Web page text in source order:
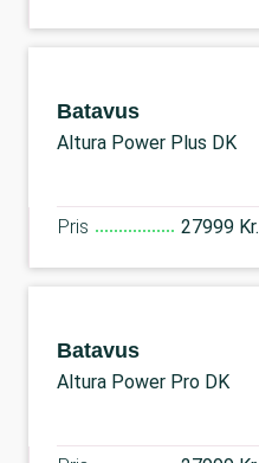
Batavus
Altura Power Plus DK
Pris 27999 Kr.
Batavus
Altura Power Pro DK